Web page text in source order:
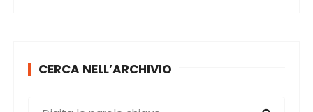
CERCA NELL’ARCHIVIO